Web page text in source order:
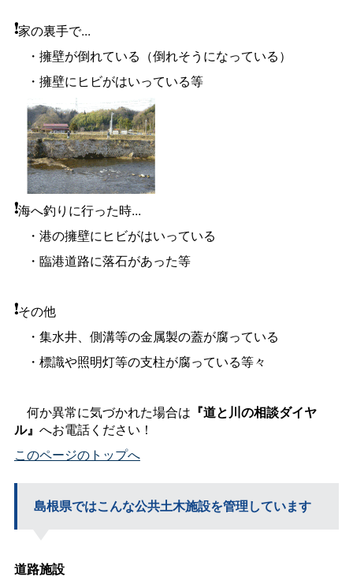
家の裏手で...
・擁壁が倒れている（倒れそうになっている）
・擁壁にヒビがはいっている等
海へ釣りに行った時...
・港の擁壁にヒビがはいっている
・臨港道路に落石があった等
その他
・集水井、側溝等の金属製の蓋が腐っている
・標識や照明灯等の支柱が腐っている等々
何か異常に気づかれた場合は 『道と川の相談ダイヤ
ル』 へお電話ください！
このページのトップへ
島根県ではこんな公共土木施設を管理しています
道路施設